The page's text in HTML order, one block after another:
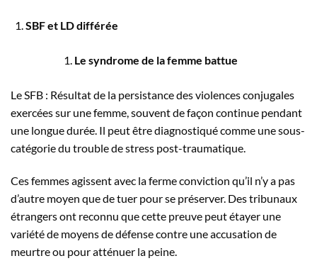
SBF et LD différée
Le syndrome de la femme battue
Le SFB : Résultat de la persistance des violences conjugales
exercées sur une femme, souvent de façon continue pendant
une longue durée. Il peut être diagnostiqué comme une sous-
catégorie du trouble de stress post-traumatique.
Ces femmes agissent avec la ferme conviction qu’il n’y a pas
d’autre moyen que de tuer pour se préserver. Des tribunaux
étrangers ont reconnu que cette preuve peut étayer une
variété de moyens de défense contre une accusation de
meurtre ou pour atténuer la peine.